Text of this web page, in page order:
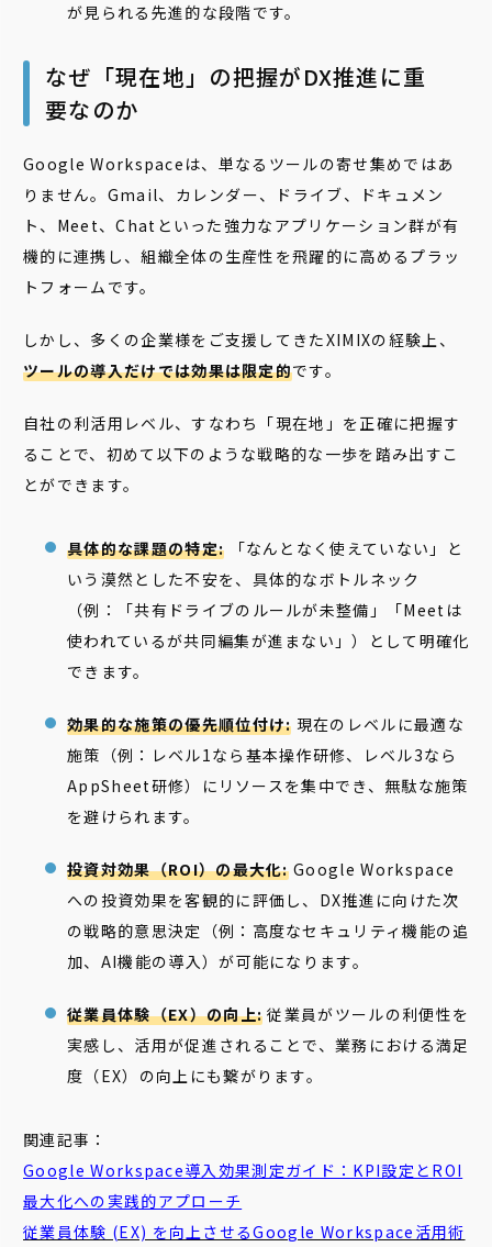
が見られる先進的な段階です。
なぜ「現在地」の把握がDX推進に重
要なのか
Google Workspaceは、単なるツールの寄せ集めではあ
りません。Gmail、カレンダー、ドライブ、ドキュメン
ト、Meet、Chatといった強力なアプリケーション群が有
機的に連携し、組織全体の生産性を飛躍的に高めるプラッ
トフォームです。
しかし、多くの企業様をご支援してきたXIMIXの経験上、
ツールの導入だけでは効果は限定的です。
自社の利活用レベル、すなわち「現在地」を正確に把握す
ることで、初めて以下のような戦略的な一歩を踏み出すこ
とができます。
具体的な課題の特定: 「なんとなく使えていない」と
いう漠然とした不安を、具体的なボトルネック
（例：「共有ドライブのルールが未整備」「Meetは
使われているが共同編集が進まない」）として明確化
できます。
効果的な施策の優先順位付け: 現在のレベルに最適な
施策（例：レベル1なら基本操作研修、レベル3なら
AppSheet研修）にリソースを集中でき、無駄な施策
を避けられます。
投資対効果（ROI）の最大化:Google Workspace
への投資効果を客観的に評価し、DX推進に向けた次
の戦略的意思決定（例：高度なセキュリティ機能の追
加、AI機能の導入）が可能になります。
従業員体験（EX）の向上: 従業員がツールの利便性を
実感し、活用が促進されることで、業務における満足
度（EX）の向上にも繋がります。
関連記事：
Google Workspace導入効果測定ガイド：KPI設定とROI
最大化への実践的アプローチ
従業員体験 (EX) を向上させるGoogle Workspace活用術